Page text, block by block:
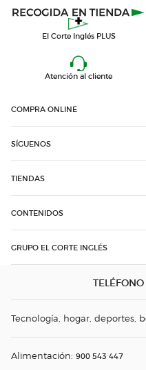
El Corte Inglés PLUS
Atención al cliente
COMPRA ONLINE
SÍGUENOS
TIENDAS
CONTENIDOS
GRUPO EL CORTE INGLÉS
Tecnología, hogar, deportes,
Alimentación: 900 543 447